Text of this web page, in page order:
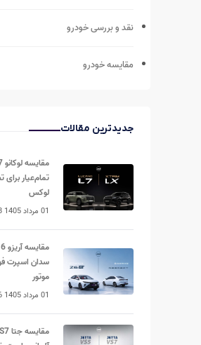
نقد و بررسی خودرو
مقایسه خودرو
جدیدترین مقالات
تمام‌عیار
لوکس
01 مرداد 1405 19:28
سدان اسپرت
موتور
01 مرداد 1405 21:06